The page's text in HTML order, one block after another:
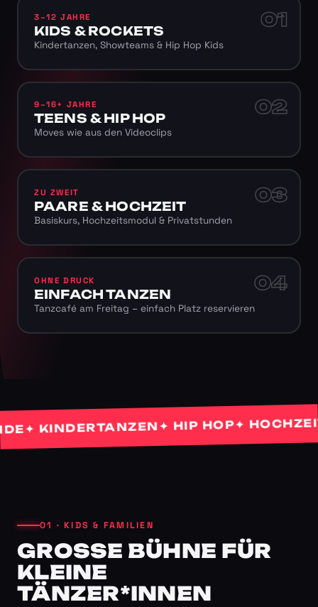
01
3–12 JAHRE
KIDS & ROCKETS
Kindertanzen, Showteams & Hip Hop Kids
02
9–16+ JAHRE
TEENS & HIP HOP
Moves wie aus den Videoclips
03
ZU ZWEIT
PAARE & HOCHZEIT
Basiskurs, Hochzeitsmodul & Privatstunden
04
OHNE DRUCK
EINFACH TANZEN
Tanzcafé am Freitag – einfach Platz reservieren
KINDERTANZEN✦ HIP HOP✦
01 · KIDS & FAMILIEN
GROSSE BÜHNE FÜR K
LEINE T
ÄNZER*INNEN